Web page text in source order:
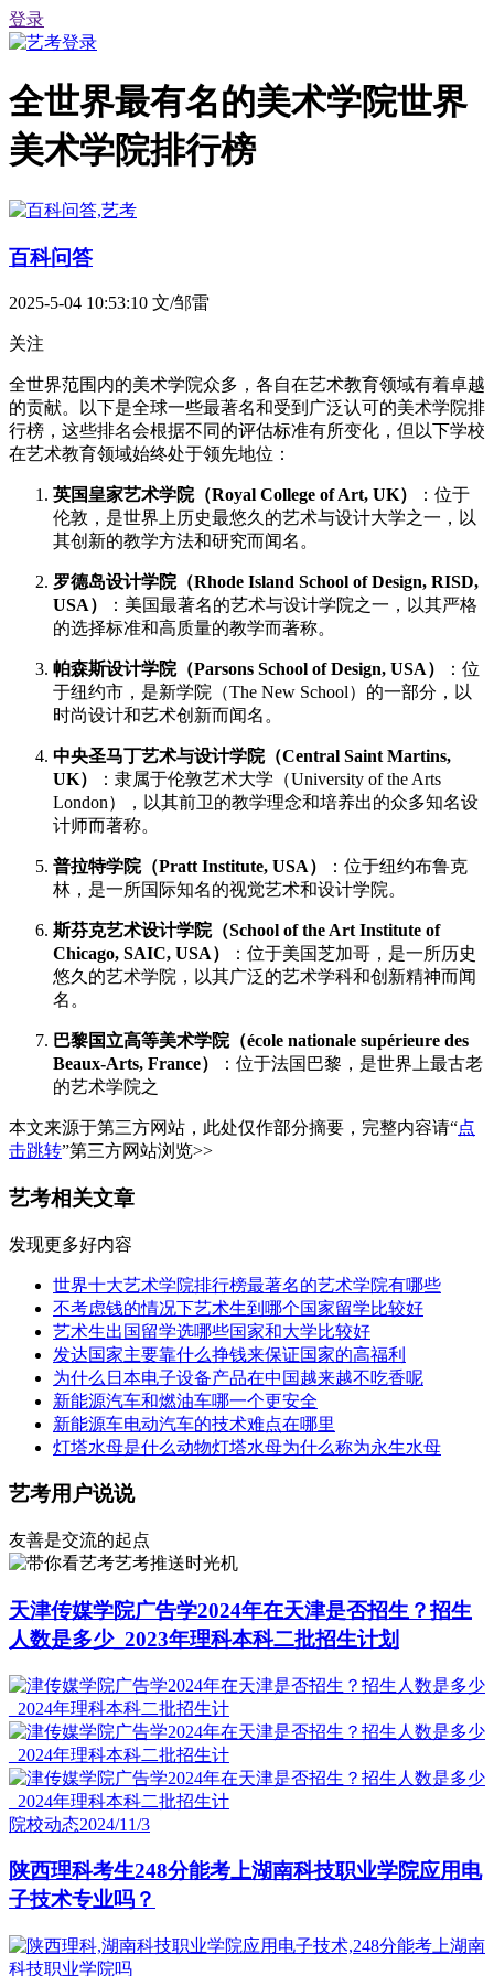
登录
全世界最有名的美术学院世界
美术学院排行榜
百科问答
2025-5-04 10:53:10 文/邹雷
关注
全世界范围内的美术学院众多，各自在艺术教育领域有着卓越
的贡献。以下是全球一些最著名和受到广泛认可的美术学院排
行榜，这些排名会根据不同的评估标准有所变化，但以下学校
在艺术教育领域始终处于领先地位：
英国皇家艺术学院（Royal College of Art, UK）
：位于
伦敦，是世界上历史最悠久的艺术与设计大学之一，以
其创新的教学方法和研究而闻名。
罗德岛设计学院（Rhode Island School of Design, RISD,
USA）
：美国最著名的艺术与设计学院之一，以其严格
的选择标准和高质量的教学而著称。
帕森斯设计学院（Parsons School of Design, USA）
：位
于纽约市，是新学院（The New School）的一部分，以
时尚设计和艺术创新而闻名。
中央圣马丁艺术与设计学院（Central Saint Martins,
UK）
：隶属于伦敦艺术大学（University of the Arts
London），以其前卫的教学理念和培养出的众多知名设
计师而著称。
普拉特学院（Pratt Institute, USA）
：位于纽约布鲁克
林，是一所国际知名的视觉艺术和设计学院。
斯芬克艺术设计学院（School of the Art Institute of
Chicago, SAIC, USA）
：位于美国芝加哥，是一所历史
悠久的艺术学院，以其广泛的艺术学科和创新精神而闻
名。
巴黎国立高等美术学院（école nationale supérieure des
Beaux-Arts, France）
：位于法国巴黎，是世界上最古老
的艺术学院之
本文来源于第三方网站，此处仅作部分摘要，完整内容请“点
击跳转”第三方网站浏览>>
艺考相关文章
发现更多好内容
世界十大艺术学院排行榜最著名的艺术学院有哪些
不考虑钱的情况下艺术生到哪个国家留学比较好
艺术生出国留学选哪些国家和大学比较好
发达国家主要靠什么挣钱来保证国家的高福利
为什么日本电子设备产品在中国越来越不吃香呢
新能源汽车和燃油车哪一个更安全
新能源车电动汽车的技术难点在哪里
灯塔水母是什么动物灯塔水母为什么称为永生水母
艺考用户说说
友善是交流的起点
艺考推送时光机
天津传媒学院广告学2024年在天津是否招生？招生
人数是多少_2023年理科本科二批招生计划
院校动态2024/11/3
陕西理科考生248分能考上湖南科技职业学院应用电
子技术专业吗？